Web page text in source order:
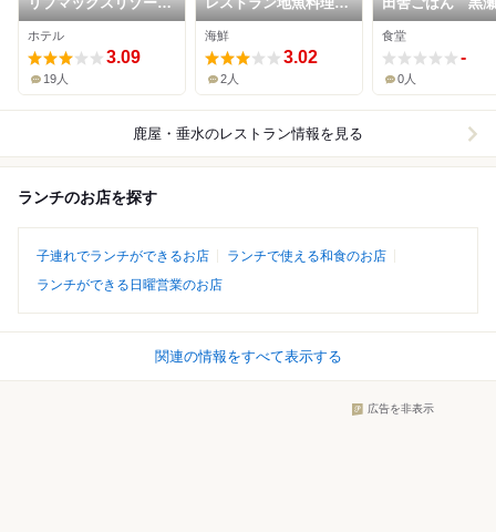
桜島シーフロント
ホテル
3.09
19人
垂水亭
海鮮
3.02
2人
食堂
-
0人
鹿屋・垂水のレストラン情報を見る
ランチのお店を探す
子連れでランチができるお店
ランチで使える和食のお店
ランチができる日曜営業のお店
関連の情報をすべて表示する
広告を非表示